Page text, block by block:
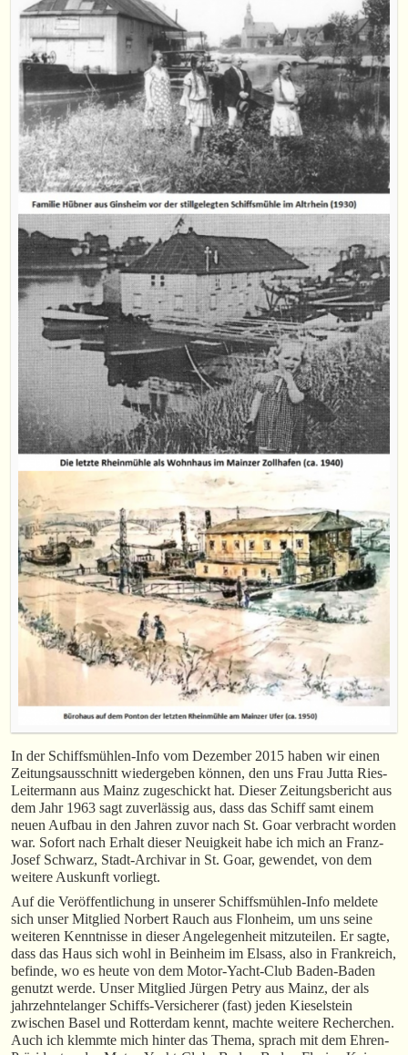
In der Schiffsmühlen-Info vom Dezember 2015 haben wir einen
Zeitungsausschnitt wiedergeben können, den uns Frau Jutta Ries-
Leitermann aus Mainz zugeschickt hat. Dieser Zeitungsbericht aus
dem Jahr 1963 sagt zuverlässig aus, dass das Schiff samt einem
neuen Aufbau in den Jahren zuvor nach St. Goar verbracht worden
war. Sofort nach Erhalt dieser Neuigkeit habe ich mich an Franz-
Josef Schwarz, Stadt-Archivar in St. Goar, gewendet, von dem
weitere Auskunft vorliegt.
Auf die Veröffentlichung in unserer Schiffsmühlen-Info meldete
sich unser Mitglied Norbert Rauch aus Flonheim, um uns seine
weiteren Kenntnisse in dieser Angelegenheit mitzuteilen. Er sagte,
dass das Haus sich wohl in Beinheim im Elsass, also in Frankreich,
befinde, wo es heute von dem Motor-Yacht-Club Baden-Baden
genutzt werde. Unser Mitglied Jürgen Petry aus Mainz, der als
jahrzehntelanger Schiffs-Versicherer (fast) jeden Kieselstein
zwischen Basel und Rotterdam kennt, machte weitere Recherchen.
Auch ich klemmte mich hinter das Thema, sprach mit dem Ehren-